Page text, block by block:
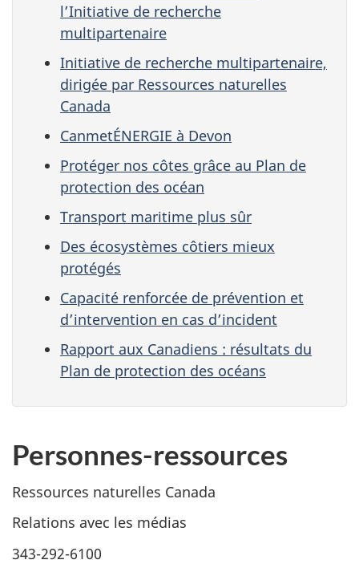
l’Initiative de recherche
multipartenaire
Initiative de recherche multipartenaire,
dirigée par Ressources naturelles
Canada
CanmetÉNERGIE à Devon
Protéger nos côtes grâce au Plan de
protection des océan
Transport maritime plus sûr
Des écosystèmes côtiers mieux
protégés
Capacité renforcée de prévention et
d’intervention en cas d’incident
Rapport aux Canadiens : résultats du
Plan de protection des océans
Personnes-ressources
Ressources naturelles Canada
Relations avec les médias
343-292-6100